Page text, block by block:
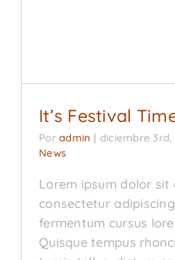
It’s Festival
Poradmin | diciembre 3rd,
News
Lorem ipsum dolor sit
consectetur
fermentum cursus
Quisque tempus